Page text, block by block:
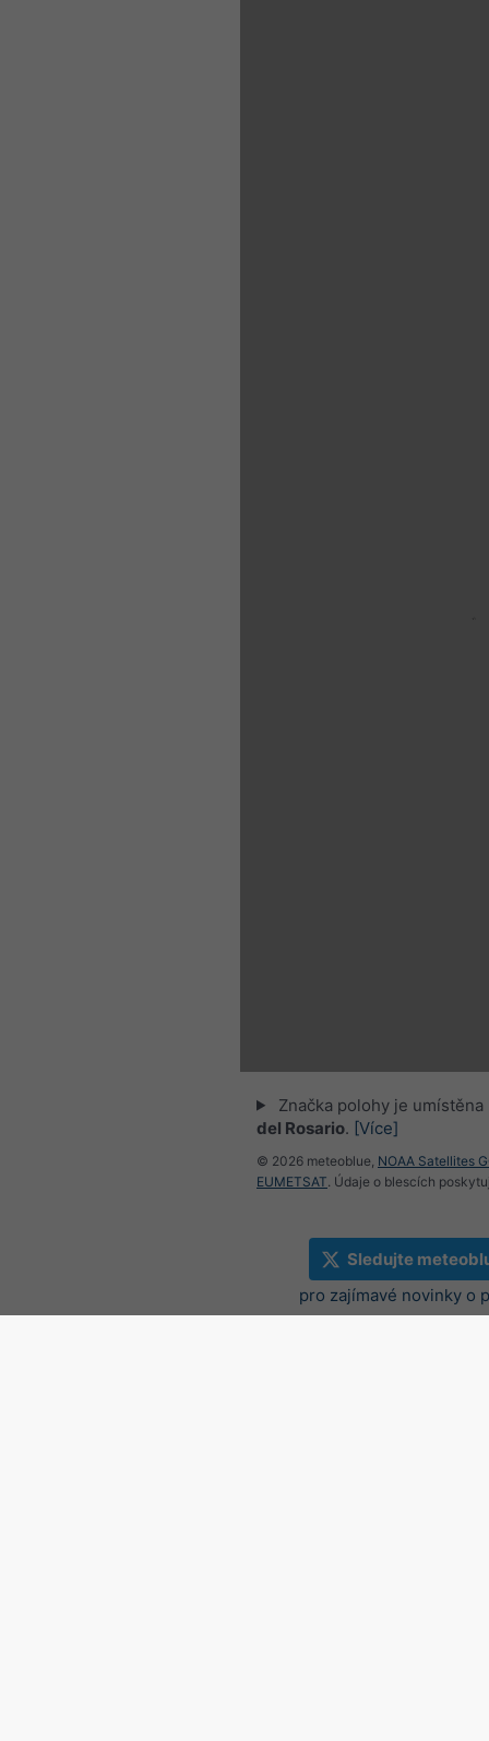
Značka polohy je
del Rosario. [Více]
© 2026 meteoblue, NOAA Satellites
EUMETSAT. Údaje o blescích
Sledujte
pro zajímavé novinky o